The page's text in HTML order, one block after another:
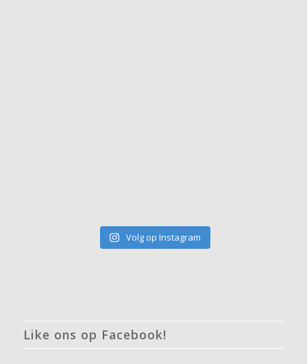
Volg op Instagram
Like ons op Facebook!